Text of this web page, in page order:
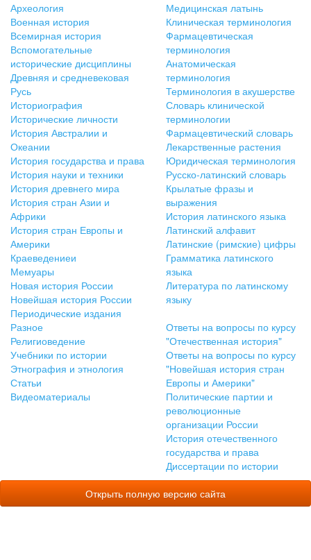
Археология
Военная история
Всемирная история
Вспомогательные
исторические дисциплины
Древняя и средневековая
Русь
Историография
Исторические личности
История Австралии и
Океании
История государства и права
История науки и техники
История древнего мира
История стран Азии и
Африки
История стран Европы и
Америки
Краеведениеи
Мемуары
Новая история России
Новейшая история России
Периодические издания
Разное
Религиоведение
Учебники по истории
Этнография и этнология
Статьи
Видеоматериалы
Медицинская латынь
Клиническая терминология
Фармацевтическая
терминология
Анатомическая
терминология
Терминология в акушерстве
Словарь клинической
терминологии
Фармацевтический словарь
Лекарственные растения
Юридическая терминология
Русско-латинский словарь
Крылатые фразы и
выражения
История латинского языка
Латинский алфавит
Латинские (римские) цифры
Грамматика латинского
языка
Литература по латинскому
языку
Ответы на вопросы по курсу
"Отечественная история"
Ответы на вопросы по курсу
"Новейшая история стран
Европы и Америки"
Политические партии и
революционные
организации России
История отечественного
государства и права
Диссертации по истории
Открыть полную версию сайта